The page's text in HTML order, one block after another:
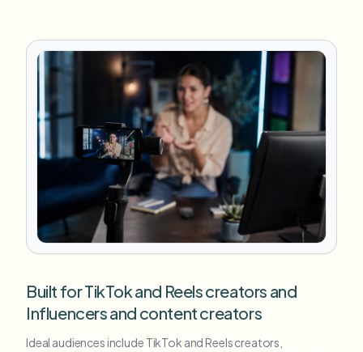
Built for TikTok and Reels creators and
Influencers and content creators
Ideal audiences include TikTok and Reels creators,